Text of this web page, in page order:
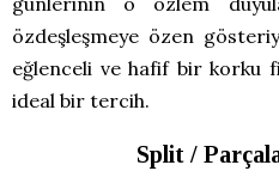
özdeşleşmeye özen
eğlenceli ve hafif bir korku
ideal bir tercih.
Split /